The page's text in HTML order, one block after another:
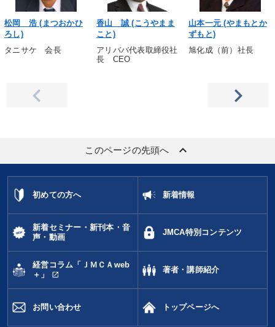
松岡 浩 (まつおかひ
ろし)
タニサケ 会長
香山 誠 (こうやまま
こと)
アリババ代表取締役社
長 CEO
山本一元 (やまもとか
ずもと)
旭化成（前）社長
このページの先頭へ keyboard_arrow_up
初めての方へ 新着情報
新着セミナー・新刊本・音
声・動画
JMCA特別コンテンツ
経営コラム「ＪＭＣＡweb
＋」
open_in_new
著者・講師紹介
お問い合わせ トップページへ